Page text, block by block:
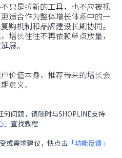
只是拉新的工具，也不应被视
适合作为整体增长体系中的一
购机制和品牌建设长期协同。
增长往往不再依赖单点放量，
展。
价值本身，推荐带来的增长会
意义。
问题，请随时与SHOPLINE支持
查找教程
或需求建议，快点击 「功能反馈」